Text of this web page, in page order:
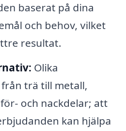
baserat på dina
och behov, vilket
resultat.
Olika
trä till metall,
och nackdelar; att
kan hjälpa